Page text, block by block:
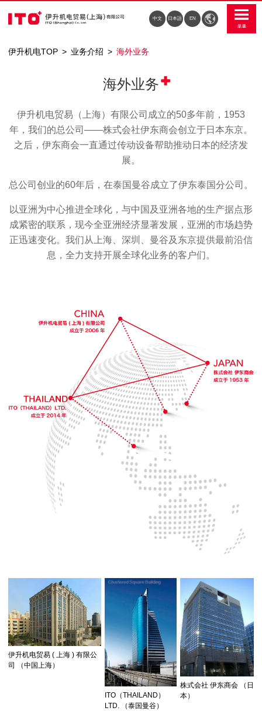
中文 日本語 EN
伊升机电TOP 业务介绍 海外业务
海外业务
伊升机电贸易（上海）有限公司成立的50多年前，1953
年，我们的总公司——株式会社伊东商会创立于日本东京。
之后，伊东商会一直通过传动设备帮助推动日本的经济发
展。
总公司创业的60年后，在泰国曼谷成立了伊东泰国分公司。
以亚洲为中心推进全球化，与中国及亚洲各地的生产据点形
成紧密的联系，现今全亚洲经济显著发展，亚洲的市场趋势
正迅速变化。我们从上海、深圳、曼谷及东京提供最前沿信
息，全力支持开展全球化业务的客户们。
伊升机电贸易 ( 上海 ) 有限公
司
（中国上海）
ITO（THAILAND）
LTD.（泰国曼谷）
株式会社 伊东商会 （日
本）